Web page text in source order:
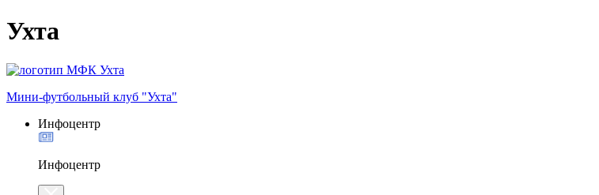
Ухта
Мини-футбольный клуб "Ухта"
Инфоцентр
Инфоцентр